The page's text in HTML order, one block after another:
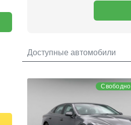
Доступные автомобили
Свободно